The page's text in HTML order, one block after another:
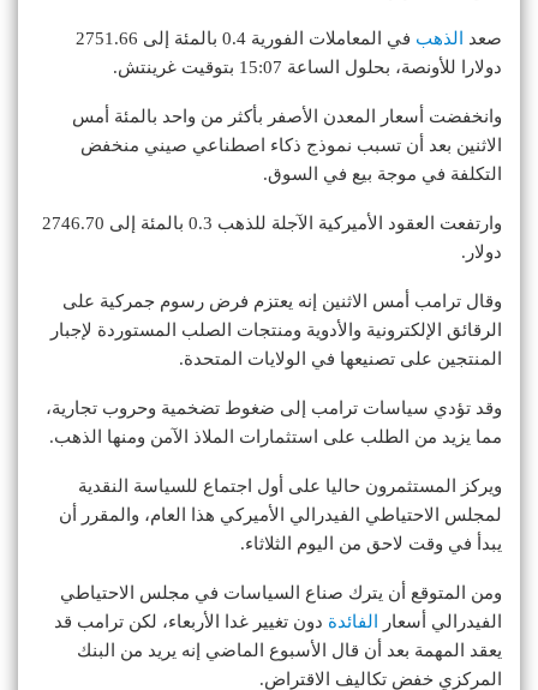
صعد الذهب
في المعاملات الفورية 0.4 بالمئة إلى 2751.66
دولارا للأونصة، بحلول الساعة 15:07 بتوقيت غرينتش.
وانخفضت أسعار المعدن الأصفر بأكثر من واحد بالمئة أمس
الاثنين بعد أن تسبب نموذج ذكاء اصطناعي صيني منخفض
التكلفة في موجة بيع في السوق.
وارتفعت العقود الأميركية الآجلة للذهب 0.3 بالمئة إلى 2746.70
دولار.
وقال ترامب أمس الاثنين إنه يعتزم فرض رسوم جمركية على
الرقائق الإلكترونية والأدوية ومنتجات الصلب المستوردة لإجبار
المنتجين على تصنيعها في الولايات المتحدة.
وقد تؤدي سياسات ترامب إلى ضغوط تضخمية وحروب تجارية،
مما يزيد من الطلب على استثمارات الملاذ الآمن ومنها الذهب.
ويركز المستثمرون حاليا على أول اجتماع للسياسة النقدية
لمجلس الاحتياطي الفيدرالي الأميركي هذا العام، والمقرر أن
يبدأ في وقت لاحق من اليوم الثلاثاء.
ومن المتوقع أن يترك صناع السياسات في مجلس الاحتياطي
الفيدرالي أسعار
الفائدة دون تغيير غدا الأربعاء، لكن ترامب قد
يعقد المهمة بعد أن قال الأسبوع الماضي إنه يريد من البنك
المركزي خفض تكاليف الاقتراض.